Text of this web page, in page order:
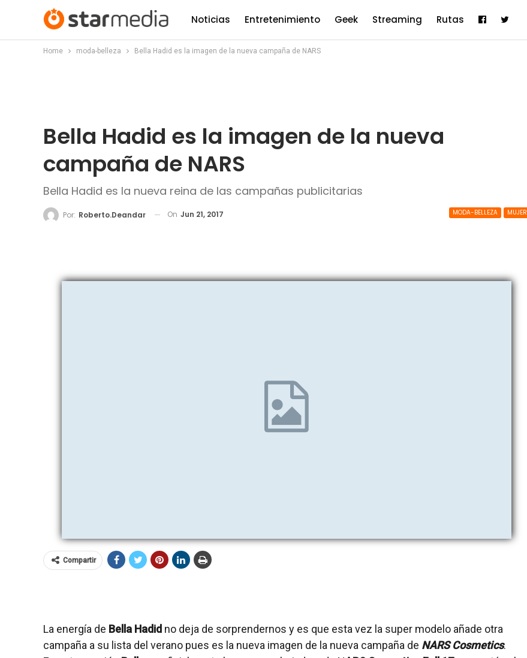
Noticias Entretenimiento Geek Streaming Rutas
Home moda-belleza Bella Hadid es la imagen de la nueva campaña de NARS
Bella Hadid es la imagen de la nueva
campaña de NARS
Bella Hadid es la nueva reina de las campañas publicitarias
MODA-BELLEZA MUJER
Por: Roberto.deandar On Jun 21, 2017
Compartir
La energía de Bella Hadid no deja de sorprendernos y es que esta vez la super modelo añade otra
campaña a su lista del verano pues es la nueva imagen de la nueva campaña de NARS Cosmetics.